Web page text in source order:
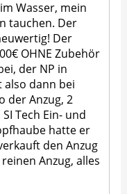
Wasser, mein
tauchen. Der
Der
OHNE Zubehör
der NP in
also dann bei
der Anzug, 2
Tech Ein- und
hatte er
den Anzug
Anzug, alles